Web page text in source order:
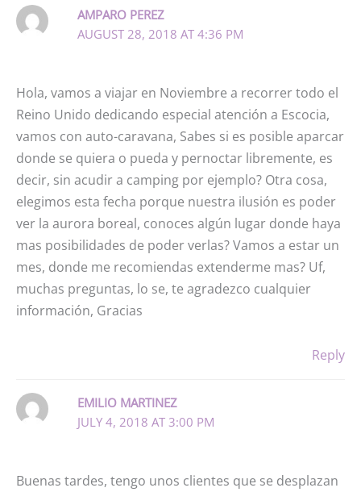
AMPARO PEREZ
AUGUST 28, 2018 AT 4:36 PM
Hola, vamos a viajar en Noviembre a recorrer todo el
Reino Unido dedicando especial atención a Escocia,
vamos con auto-caravana, Sabes si es posible aparcar
donde se quiera o pueda y pernoctar libremente, es
decir, sin acudir a camping por ejemplo? Otra cosa,
elegimos esta fecha porque nuestra ilusión es poder
ver la aurora boreal, conoces algún lugar donde haya
mas posibilidades de poder verlas? Vamos a estar un
mes, donde me recomiendas extenderme mas? Uf,
muchas preguntas, lo se, te agradezco cualquier
información, Gracias
Reply
EMILIO MARTINEZ
JULY 4, 2018 AT 3:00 PM
Buenas tardes, tengo unos clientes que se desplazan